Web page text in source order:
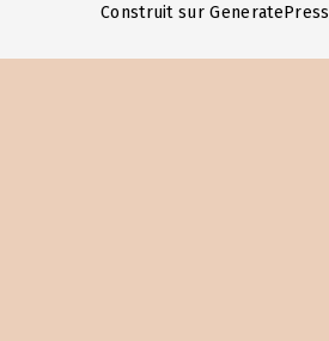
Construit surGeneratePress